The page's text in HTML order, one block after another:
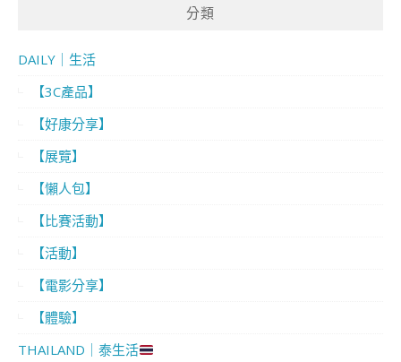
分類
DAILY｜生活
【3C產品】
【好康分享】
【展覽】
【懶人包】
【比賽活動】
【活動】
【電影分享】
【體驗】
THAILAND｜泰生活